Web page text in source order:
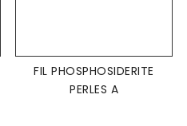
FIL PHOSPHOSIDERITE
PERLES A